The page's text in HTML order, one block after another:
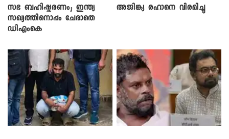
സഭ ബഹിഷ്കരണം; ഇന്ത്യ
സഖ്യത്തിനൊപ്പം ചേരാതെ
ഡിഎംകെ
അജിങ്ക്യ രഹാനെ വിരമിച്ചു